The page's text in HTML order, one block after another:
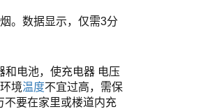
。数据显示，仅需3分
和电池，使充电器 电压
境温度不宜过高，需保
不要在家里或楼道内充